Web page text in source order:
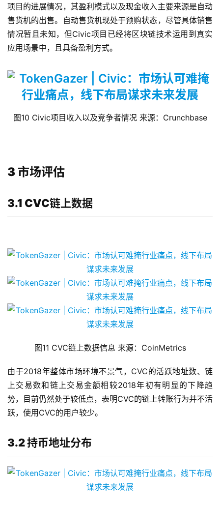
项目的进展情况，其盈利模式以及现金收入主要来源是自动
售货机的出售。自动售货机现处于预购状态，尽管具体销售
情况暂且未知，但Civic项目已经将区块链技术运用到真实
应用场景中，且具备盈利方式。
图10 Civic项目收入以及竞争者情况 来源：Crunchbase
3 市场评估
3.1 CVC链上数据
图11 CVC链上数据信息 来源：CoinMetrics
由于2018年整体市场环境不景气，CVC的活跃地址数、链
上交易数和链上交易金额相较2018年初有明显的下降趋
势，目前仍然处于较低点，表明CVC的链上转账行为并不活
跃，使用CVC的用户较少。
3.2 持币地址分布